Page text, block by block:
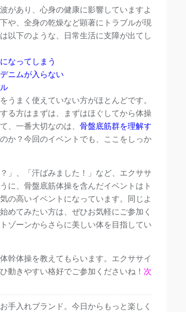
があり、心身の健康に影響していますよ
や、全身の乾燥など顕著にトラブルが現
以下のような、日常生活に支障が出てし
なってしまう
ニムが入らない
うまく使えていない方がほとんどです。
る方はまずは、まずはほぐしてから体操
、一番大切なのは、 骨盤底筋群を理解す
か？今回のイベントでも、ここをしっか
」、「汗ばみました！」など、エクササ
に、骨盤底筋体操を含んだイベントはト
の高いイベントになっています。同じよ
めてみたい方は、ぜひお気軽にご参加く
ゾーンからさらに美しい体を目指してい
幹体操を教えてもらいます。エクササイ
動きやすい格好でご参加くださいね！ 次
手入れブランド。今日からもっと楽しく